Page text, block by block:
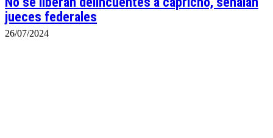
jueces federales
26/07/2024